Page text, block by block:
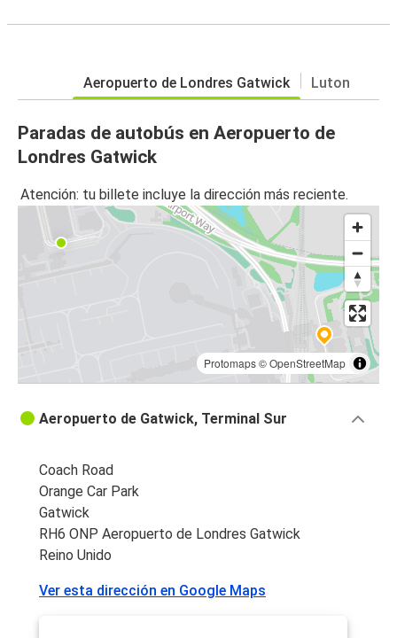
Aeropuerto de Londres Gatwick Luton
Paradas de autobús en Aeropuerto de
Londres Gatwick
Atención: tu billete incluye la dirección más reciente.
Protomaps©OpenStreetMap
Aeropuerto de Gatwick, Terminal Sur
Coach Road
Orange Car Park
Gatwick
RH6 ONP Aeropuerto de Londres Gatwick
Reino Unido
Ver esta dirección en Google Maps